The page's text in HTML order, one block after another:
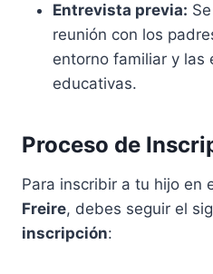
Entrevista previa:
reunión con los
entorno familiar y las
educativas.
Proceso de
Para inscribir a tu hijo en
Freire, debes seguir el
inscripción: